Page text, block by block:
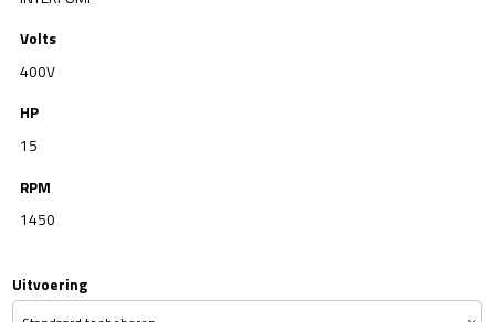
Volts
400V
HP
15
RPM
1450
Uitvoering